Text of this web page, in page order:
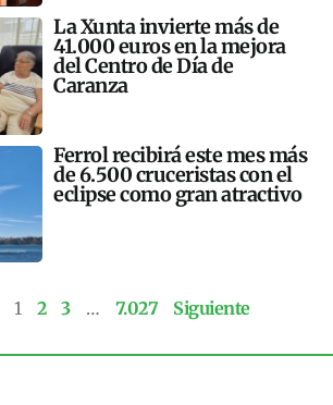
La Xunta invierte más de
41.000 euros en la mejora
del Centro de Día de
Caranza
Ferrol recibirá este mes más
de 6.500 cruceristas con el
eclipse como gran atractivo
1 2 3 … 7.027 Siguiente